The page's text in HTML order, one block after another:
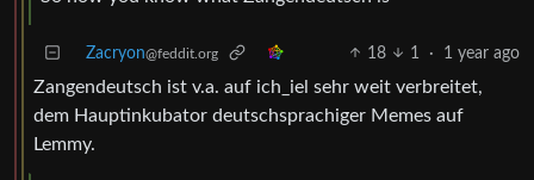
Zacryon@feddit.org 18 1 · 1 year ago
Zangendeutsch ist v.a. auf ich_iel sehr weit verbreitet,
dem Hauptinkubator deutschsprachiger Memes auf
Lemmy.